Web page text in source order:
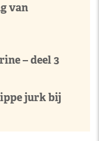
van
– deel 3
jurk bij